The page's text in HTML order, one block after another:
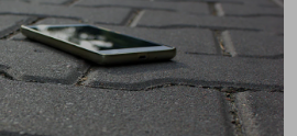
ビス)